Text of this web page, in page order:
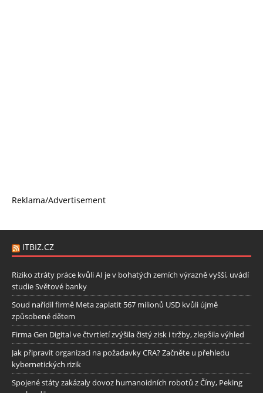
Reklama/Advertisement
ITBIZ.CZ
Riziko ztráty práce kvůli AI je v bohatých zemích výrazně vyšší, uvádí
studie Světové banky
Soud nařídil firmě Meta zaplatit 567 milionů USD kvůli újmě
způsobené dětem
Firma Gen Digital ve čtvrtletí zvýšila čistý zisk i tržby, zlepšila výhled
Jak připravit organizaci na požadavky CRA? Začněte u přehledu
kybernetických rizik
Spojené státy zakázaly dovoz humanoidních robotů z Číny, Peking